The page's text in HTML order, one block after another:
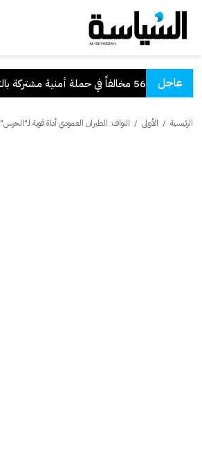
عاجل
أمنية مشتركة بالتعاون مع "القوى العاملة"
الرئيسية / الأولى / النواف: الطيران العمودي أداة قوية لـ"الحرس"